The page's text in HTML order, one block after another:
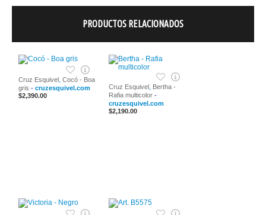
PRODUCTOS RELACIONADOS
Cruz Esquivel , Cocó - Boa
gris - cruzesquivel.com
$2,390.00
Cruz Esquivel , Bertha -
Rafia multicolor -
cruzesquivel.com
$2,190.00